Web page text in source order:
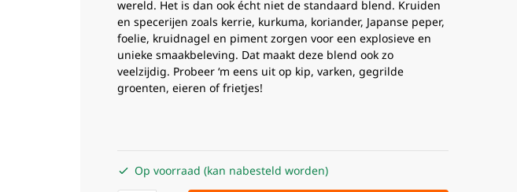
wereld. Het is dan ook écht niet de standaard blend. Kruiden
en specerĳen zoals kerrie, kurkuma, koriander, Japanse peper,
foelie, kruidnagel en piment zorgen voor een explosieve en
unieke smaakbeleving. Dat maakt deze blend ook zo
veelzĳdig. Probeer ‘m eens uit op kip, varken, gegrilde
groenten, eieren of frietjes!
Op voorraad (kan nabesteld worden)